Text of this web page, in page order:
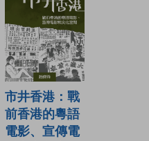
市井香港：戰
前香港的粵語
電影、宣傳電